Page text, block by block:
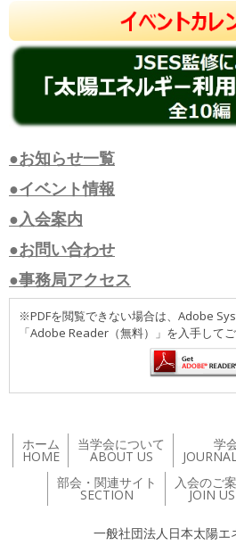
●お知らせ一覧
●イベント情報
●入会案内
●お問い合わせ
●事務局アクセス
※PDFを閲覧できない場合は、Adobe
「Adobe Reader（無料）」を入手してご
ホーム
HOME
当学会について
ABOUT US
学
部会・関連サイト
SECTION
入会のご
JOIN US
一般社団法人日本太陽エ